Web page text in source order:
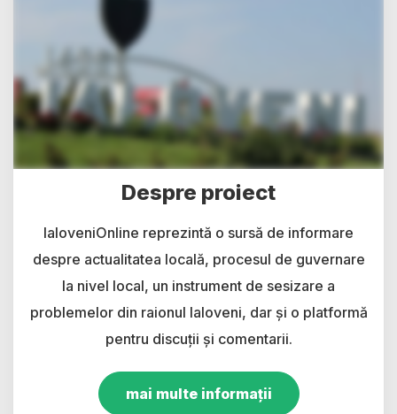
Despre proiect
IaloveniOnline reprezintă o sursă de informare
despre actualitatea locală, procesul de guvernare
la nivel local, un instrument de sesizare a
problemelor din raionul Ialoveni, dar și o platformă
pentru discuții și comentarii.
mai multe informații